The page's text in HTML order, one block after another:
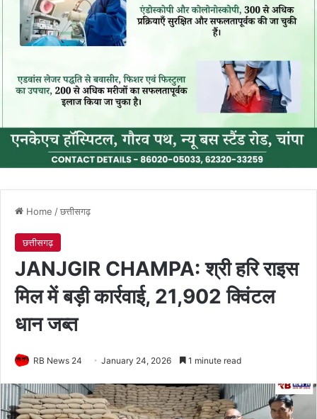
Home /छत्तीसगढ़
छत्तीसगढ़
JANJGIR CHAMPA: श्री हरि राइस
मिल में बड़ी कार्रवाई, 21,902 क्विंटल
धान जब्त
RB News 24 January 24, 2026 1 minute read